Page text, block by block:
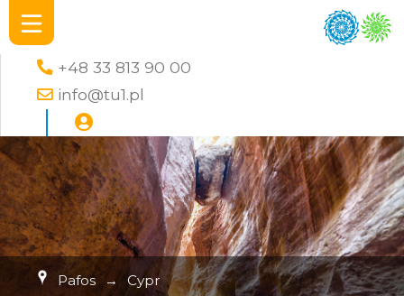
+48 33 813 90 00
info@tu1.pl
Pafos → Cypr